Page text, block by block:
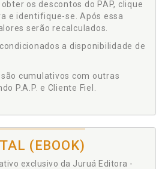
os descontos do PAP, clique
e identifique-se. Após essa
serão recalculados.
a disponibilidade de
cumulativos com outras
P.A.P. e Cliente Fiel.
(EBOOK)
exclusivo da Juruá Editora -